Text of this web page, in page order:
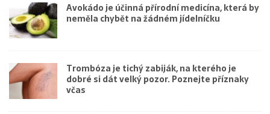
Avokádo je účinná přírodní medicína, která by
neměla chybět na žádném jídelníčku
Trombóza je tichý zabiják, na kterého je
dobré si dát velký pozor. Poznejte příznaky
včas